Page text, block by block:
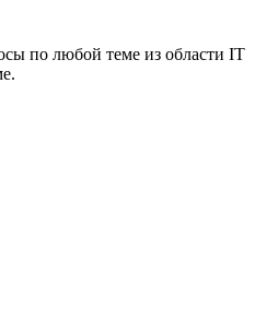
по любой теме из области IT